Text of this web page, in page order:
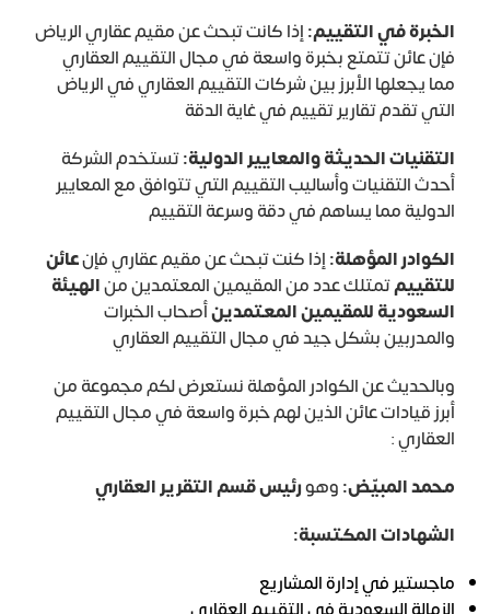
الخبرة في التقييم:إذا كانت تبحث عن مقيم عقاري الرياض
فإن عائن تتمتع بخبرة واسعة في مجال التقييم العقاري
مما يجعلها الأبرز بين شركات التقييم العقاري في الرياض
التي تقدم تقارير تقييم في غاية الدقة
التقنيات الحديثة والمعايير الدولية:تستخدم الشركة
أحدث التقنيات وأساليب التقييم التي تتوافق مع المعايير
الدولية مما يساهم في دقة وسرعة التقييم
الكوادر المؤهلة:إذا كنت تبحث عن مقيم عقاري فإنعائن
للتقييمتمتلك عدد من المقيمين المعتمدين منالهيئة
السعودية للمقيمين المعتمدينأصحاب الخبرات
والمدربين بشكل جيد في مجال التقييم العقاري
وبالحديث عن الكوادر المؤهلة نستعرض لكم مجموعة من
أبرز قيادات عائن الذين لهم خبرة واسعة في مجال التقييم
العقاري :
محمد المبيّض:وهورئيس قسم التقرير العقاري
الشهادات المكتسبة:
ماجستير في إدارة المشاريع